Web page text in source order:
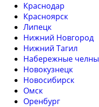
Краснодар
Красноярск
Липецк
Нижний Новгород
Нижний Тагил
Набережные челны
Новокузнецк
Новосибирск
Омск
Оренбург